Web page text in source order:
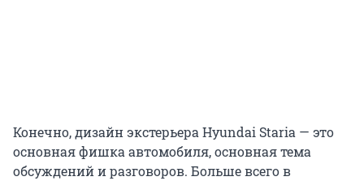
Конечно, дизайн экстерьера Hyundai Staria — это
основная фишка автомобиля, основная тема
обсуждений и разговоров. Больше всего в